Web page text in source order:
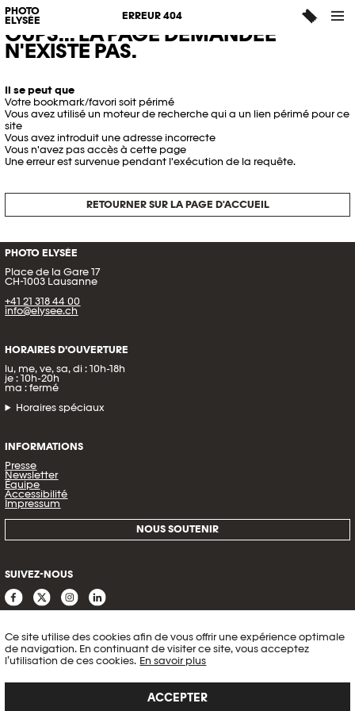
Ce site utilise des cookies afin de vous offrir une expérience optimale
de navigation. En continuant de visiter ce site, vous acceptez
l’utilisation de ces cookies. En savoir plus
ACCEPTER
PHOTO
ELYSÉE
ERREUR 404
OUPS... LA PAGE DEMANDÉE
N'EXISTE PAS.
Il se peut que
Votre bookmark/favori soit périmé
Vous avez utilisé un moteur de recherche qui a un lien périmé pour ce
site
Vous avez introduit une adresse incorrecte
Vous n'avez pas accès à cette page
Une erreur est survenue pendant l'exécution de la requête.
RETOURNER SUR LA PAGE D'ACCUEIL
PHOTO ELYSÉE
Place de la Gare 17
CH-1003 Lausanne
+41 21 318 44 00
info@elysee.ch
HORAIRES D’OUVERTURE
lu, me, ve, sa, di : 10h-18h
je : 10h-20h
ma : fermé
Horaires spéciaux
INFORMATIONS
Presse
Newsletter
Équipe
Accessibilité
Impressum
NOUS SOUTENIR
SUIVEZ-NOUS